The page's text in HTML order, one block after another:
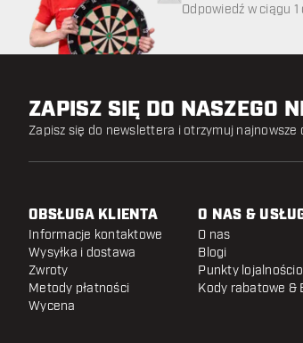
Odpowiedź w ciągu
ZAPISZ SIĘ DO NASZEGO
Zapisz się do newslettera i otrzymuj najnowsze
OBSŁUGA KLIENTA
Informacje kontaktowe
Wysyłka i dostawa
Zwroty
Metody płatności
Wycena
O NAS &
O nas
Blogi
Punkty
Kody rabatowe &